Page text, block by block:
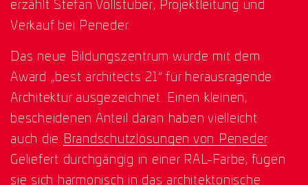
erzählt Stefan Vollstuber, Projektleitung und
Verkauf bei Peneder.
Das neue Bildungszentrum wurde mit dem
Award „best architects 21“ für herausragende
Architektur ausgezeichnet. Einen kleinen,
bescheidenen Anteil daran haben vielleicht
auch die Brandschutzlösungen von Peneder.
Geliefert durchgängig in einer RAL-Farbe, fügen
sie sich harmonisch in das architektonische